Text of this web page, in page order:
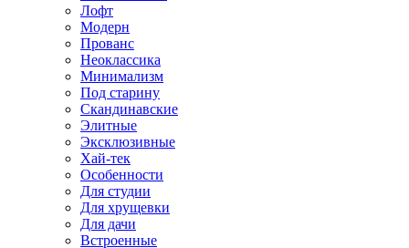
Лофт
Модерн
Прованс
Неоклассика
Минимализм
Под старину
Скандинавские
Элитные
Эксклюзивные
Хай-тек
Особенности
Для студии
Для хрущевки
Для дачи
Встроенные